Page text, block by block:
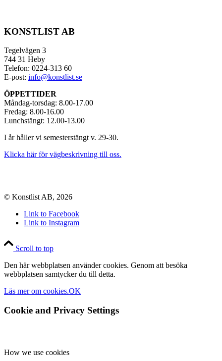
KONSTLIST AB
Tegelvägen 3
744 31 Heby
Telefon: 0224-313 60
E-post: info@konstlist.se
ÖPPETTIDER
Måndag-torsdag: 8.00-17.00
Fredag: 8.00-16.00
Lunchstängt: 12.00-13.00
I år håller vi semesterstängt v. 29-30.
Klicka här för vägbeskrivning till oss.
© Konstlist AB, 2026
Link to Facebook
Link to Instagram
Scroll to top
Den här webbplatsen använder cookies. Genom att besöka
webbplatsen samtycker du till detta.
Läs mer om cookies.OK
Cookie and Privacy Settings
How we use cookies